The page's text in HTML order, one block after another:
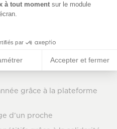
à tout moment sur le module
par
Accepter et fermer
tant qu'agent de la
en tant qu'agent de la
dans nos espaces
grâce à la plateforme
d’un proche